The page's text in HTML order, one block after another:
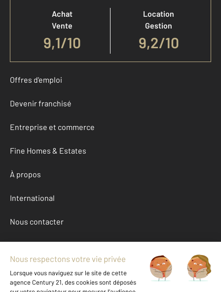
Achat
Vente
9,1/10
Location
Gestion
9,2/10
Offres d'emploi
Devenir franchisé
Entreprise et commerce
Fine Homes & Estates
À propos
International
Nous contacter
Mentions légales & CGU et Barèmes d'honoraires
Données personnelles